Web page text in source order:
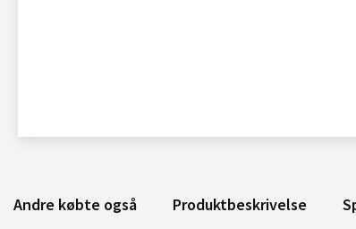
Andre købte også Produktbeskrivelse